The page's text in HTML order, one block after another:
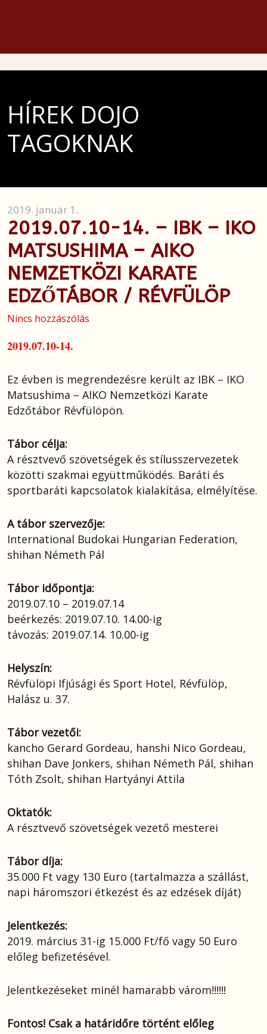
HÍREK DOJO
TAGOKNAK
2019. január 1.
2019.07.10-14. – IBK – IKO
MATSUSHIMA – AIKO
NEMZETKÖZI KARATE
EDZŐTÁBOR / RÉVFÜLÖP
Nincs hozzászólás
2019.07.10-14.
Ez évben is megrendezésre került az IBK – IKO
Matsushima – AIKO Nemzetközi Karate
Edzőtábor Révfülöpön.
Tábor célja:
A résztvevő szövetségek és stílusszervezetek
közötti szakmai együttműködés. Baráti és
sportbaráti kapcsolatok kialakítása, elmélyítése.
A tábor szervezője:
International Budokai Hungarian Federation,
shihan Németh Pál
Tábor időpontja:
2019.07.10 – 2019.07.14
beérkezés: 2019.07.10. 14.00-ig
távozás: 2019.07.14. 10.00-ig
Helyszín:
Révfülöpi Ifjúsági és Sport Hotel, Révfülöp,
Halász u. 37.
Tábor vezetői:
kancho Gerard Gordeau, hanshi Nico Gordeau,
shihan Dave Jonkers, shihan Németh Pál, shihan
Tóth Zsolt, shihan Hartyányi Attila
Oktatók:
A résztvevő szövetségek vezető mesterei
Tábor díja:
35.000 Ft vagy 130 Euro (tartalmazza a szállást,
napi háromszori étkezést és az edzések díját)
Jelentkezés:
2019. március 31-ig 15.000 Ft/fő vagy 50 Euro
előleg befizetésével.
Jelentkezéseket minél hamarabb várom!!!!!!
Fontos! Csak a határidőre történt előleg